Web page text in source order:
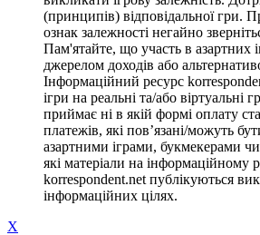
(принципів) відповідальної гри.
ознак залежності негайно
Пам'ятайте, що участь в азартних
джерелом доходів або
Інформаційний ресурс
ігри на реальні та/або віртуальні
приймає ні в якій формі оплату
платежів, які пов’язані/можуть
азартними іграми, букмекерами
які матеріали на інформаційному
korrespondent.net публікуються
інформаційних цілях.
X